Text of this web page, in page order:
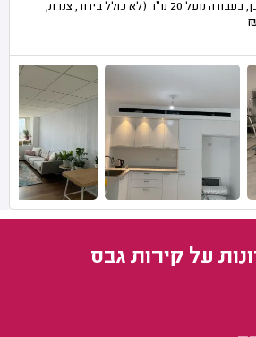
בניית 1 מ"ר גבס בסיסי לבן, בעבודה מעל 20 מ"ר (לא כולל בידוד, צנרת,
₪
על קירות גבס